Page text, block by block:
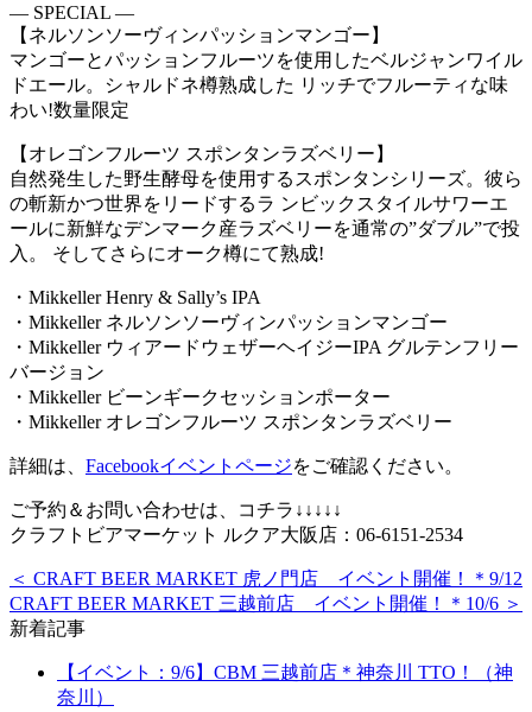
— SPECIAL —
【ネルソンソーヴィンパッションマンゴー】
マンゴーとパッションフルーツを使用したベルジャンワイル
ドエール。シャルドネ樽熟成した リッチでフルーティな味
わい!数量限定
【オレゴンフルーツ スポンタンラズベリー】
自然発生した野生酵母を使用するスポンタンシリーズ。彼ら
の斬新かつ世界をリードするラ ンビックスタイルサワーエ
ールに新鮮なデンマーク産ラズベリーを通常の”ダブル”で投
入。 そしてさらにオーク樽にて熟成!
・Mikkeller Henry & Sally’s IPA
・Mikkeller ネルソンソーヴィンパッションマンゴー
・Mikkeller ウィアードウェザーヘイジーIPA グルテンフリー
バージョン
・Mikkeller ビーンギークセッションポーター
・Mikkeller オレゴンフルーツ スポンタンラズベリー
詳細は、 Facebookイベントページをご確認ください。
ご予約＆お問い合わせは、コチラ↓↓↓↓↓
クラフトビアマーケット ルクア大阪店：06-6151-2534
＜ CRAFT BEER MARKET 虎ノ門店 イベント開催！＊9/12
CRAFT BEER MARKET 三越前店 イベント開催！＊10/6 ＞
新着記事
【イベント：9/6】CBM 三越前店＊神奈川 TTO！（神
奈川）